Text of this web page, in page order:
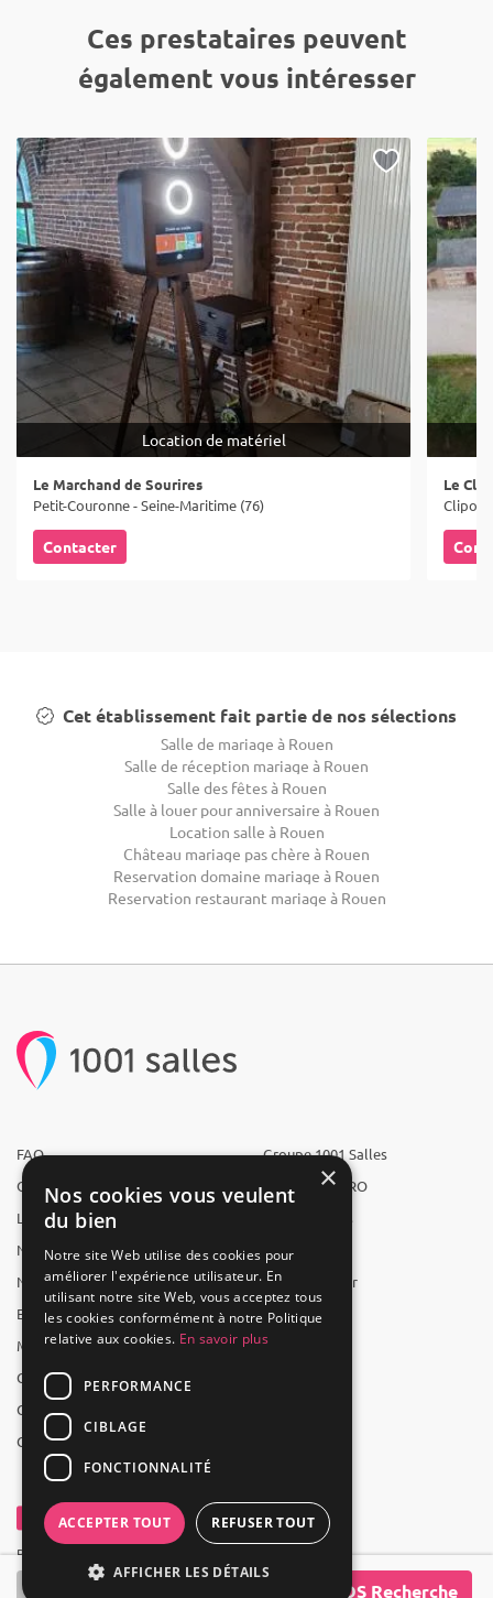
SOS Recherche
Ces prestataires peuvent
également vous intéresser
Location de matériel
Le Marchand de Sourires
Petit-Couronne - Seine-Maritime (76)
Contacter
Le
Cet établissement fait partie de nos sélections
Salle de mariage à Rouen
Salle de réception mariage à Rouen
Salle des fêtes à Rouen
Salle à louer pour anniversaire à Rouen
Location salle à Rouen
Château mariage pas chère à Rouen
Reservation domaine mariage à Rouen
Reservation restaurant mariage à Rouen
FAQ
Qui sommes-nous ?
L'équipe
Nous recrutons
Nos partenaires
Espace presse
Mentions légales
CGV
CGU
Contact
Groupe 1001 Salles
1001 Salles PRO
1001 Traiteurs
1001 Artistes
Reserverunbar
MP2
Powered by Groupe 1001Salles
×
Nos cookies vous veulent
du bien
Notre site Web utilise des cookies pour
améliorer l'expérience utilisateur. En
utilisant notre site Web, vous acceptez tous
les cookies conformément à notre Politique
relative aux cookies. En savoir plus
PERFORMANCE
CIBLAGE
FONCTIONNALITÉ
ACCEPTER TOUT REFUSER TOUT
AFFICHER LES DÉTAILS